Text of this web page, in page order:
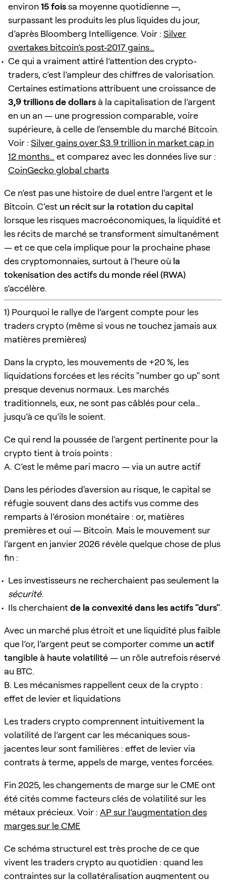
environ15 foissa moyenne quotidienne —,
surpassant les produits les plus liquides du jour,
d’après Bloomberg Intelligence. Voir : Silver
overtakes bitcoin’s post-2017 gains…
Ce qui a vraiment attiré l’attention des crypto-
traders, c’est l’ampleur des chiffres de valorisation.
Certaines estimations attribuent une croissance de
3,9 trillions de dollars à la capitalisation de l’argent
en un an — une progression comparable, voire
supérieure, à celle de l'ensemble du marché Bitcoin.
Voir : Silver gains over $3.9 trillion in market cap in
12 months… et comparez avec les données live sur :
CoinGecko global charts
Ce n’est pas une histoire de duel entre l’argent et le
Bitcoin. C’est un récit sur la rotation du capital
lorsque les risques macroéconomiques, la liquidité et
les récits de marché se transforment simultanément
— et ce que cela implique pour la prochaine phase
des cryptomonnaies, surtout à l’heure où la
tokenisation des actifs du monde réel (RWA)
s’accélère.
1) Pourquoi le rallye de l’argent compte pour les
traders crypto (même si vous ne touchez jamais aux
matières premières)
Dans la crypto, les mouvements de +20 %, les
liquidations forcées et les récits "number go up" sont
presque devenus normaux. Les marchés
traditionnels, eux, ne sont pas câblés pour cela…
jusqu’à ce qu’ils le soient.
Ce qui rend la poussée de l’argent pertinente pour la
crypto tient à trois points :
A. C’est le même pari macro — via un autre actif
Dans les périodes d'aversion au risque, le capital se
réfugie souvent dans des actifs vus comme des
remparts à l’érosion monétaire : or, matières
premières et oui — Bitcoin. Mais le mouvement sur
l’argent en janvier 2026 révèle quelque chose de plus
fin :
Les investisseurs ne recherchaient pas seulement la
sécurité.
Ils cherchaientde la convexité dans les actifs "durs".
Avec un marché plus étroit et une liquidité plus faible
que l’or, l’argent peut se comporter comme un actif
tangible à haute volatilité— un rôle autrefois réservé
au BTC.
B. Les mécanismes rappellent ceux de la crypto :
effet de levier et liquidations
Les traders crypto comprennent intuitivement la
volatilité de l’argent car les mécaniques sous-
jacentes leur sont familières : effet de levier via
contrats à terme, appels de marge, ventes forcées.
Fin 2025, les changements de marge sur le CME ont
été cités comme facteurs clés de volatilité sur les
métaux précieux. Voir : AP sur l’augmentation des
marges sur le CME
Ce schéma structurel est très proche de ce que
vivent les traders crypto au quotidien : quand les
contraintes sur la collatéralisation augmentent ou